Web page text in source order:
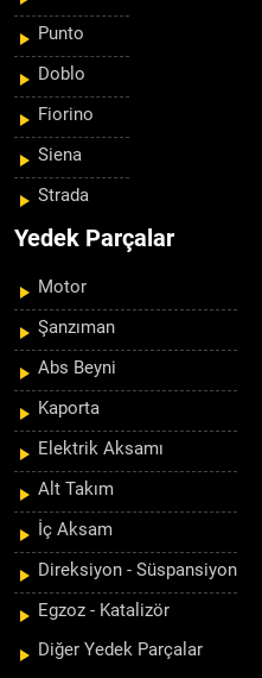
Punto
Doblo
Fiorino
Siena
Strada
Yedek Parçalar
Motor
Şanzıman
Abs Beyni
Kaporta
Elektrik Aksamı
Alt Takım
İç Aksam
Direksiyon - Süspansiyon
Egzoz - Katalizör
Diğer Yedek Parçalar